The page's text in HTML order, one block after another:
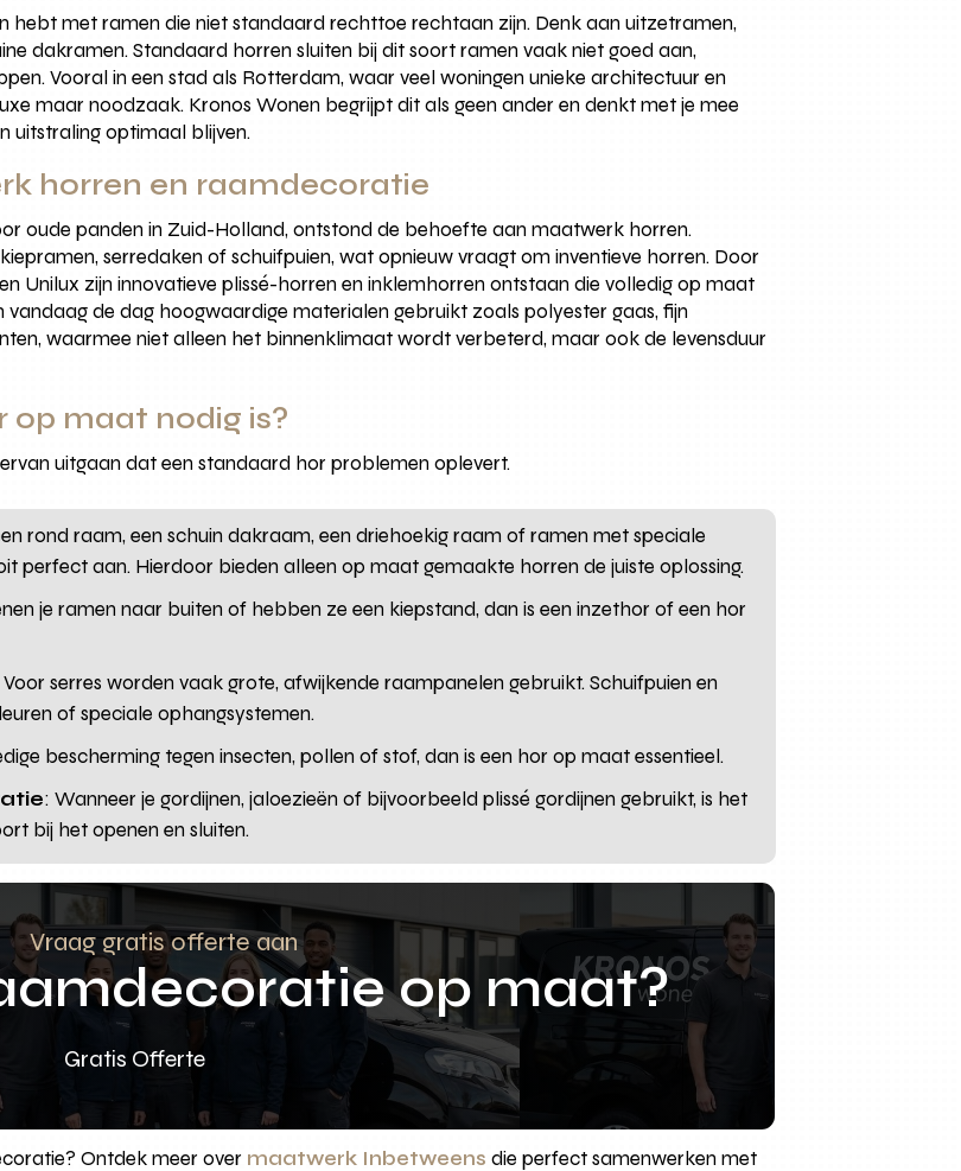
hebt met ramen die niet standaard rechttoe rechtaan zijn. Denk aan uitzetramen,
dakramen. Standaard horren sluiten bij dit soort ramen vaak niet goed aan,
Vooral in een stad als Rotterdam, waar veel woningen unieke architectuur en
maar noodzaak. Kronos Wonen begrijpt dit als geen ander en denkt met je mee
uitstraling optimaal blijven.
horren en raamdecoratie
oude panden in Zuid-Holland, ontstond de behoefte aan maatwerk horren.
serredaken of schuifpuien, wat opnieuw vraagt om inventieve horren. Door
Unilux zijn innovatieve plissé-horren en inklemhorren ontstaan die volledig op maat
de dag hoogwaardige materialen gebruikt zoals polyester gaas, fijn
waarmee niet alleen het binnenklimaat wordt verbeterd, maar ook de levensduur
op maat nodig is?
uitgaan dat een standaard hor problemen oplevert.
rond raam, een schuin dakraam, een driehoekig raam of ramen met speciale
perfect aan. Hierdoor bieden alleen op maat gemaakte horren de juiste oplossing.
je ramen naar buiten of hebben ze een kiepstand, dan is een inzethor of een hor
Voor serres worden vaak grote, afwijkende raampanelen gebruikt. Schuifpuien en
of speciale ophangsystemen.
bescherming tegen insecten, pollen of stof, dan is een hor op maat essentieel.
: Wanneer je gordijnen, jaloezieën of bijvoorbeeld plissé gordijnen gebruikt, is het
bij het openen en sluiten.
Vraag gratis offerte aan
op maat?
Gratis Offerte
Ontdek meer over maatwerk Inbetweens die perfect samenwerken met